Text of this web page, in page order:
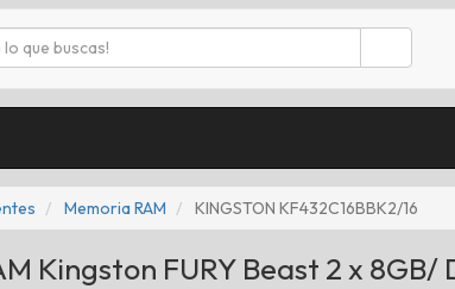
Memoria RAM KINGSTON KF432C16BBK2/16
Kingston FURY Beast 2 x